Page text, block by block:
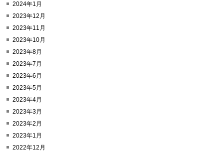
2024年1月
2023年12月
2023年11月
2023年10月
2023年8月
2023年7月
2023年6月
2023年5月
2023年4月
2023年3月
2023年2月
2023年1月
2022年12月